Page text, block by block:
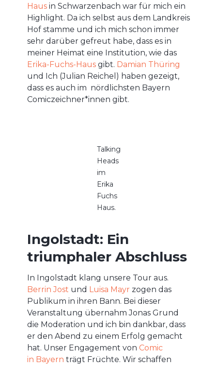
Haus in Schwarzenbach war für mich ein
Highlight. Da ich selbst aus dem Landkreis
Hof stamme und ich mich schon immer
sehr darüber gefreut habe, dass es in
meiner Heimat eine Institution, wie das
Erika-Fuchs-Haus gibt. Damian Thüring
und Ich (Julian Reichel) haben gezeigt,
dass es auch im nördlichsten Bayern
Comiczeichner*innen gibt.
Talking
Heads
im
Erika
Fuchs
Haus.
Ingolstadt: Ein
triumphaler Abschluss
In Ingolstadt klang unsere Tour aus.
Berrin Jost und Luisa Mayr zogen das
Publikum in ihren Bann. Bei dieser
Veranstaltung übernahm Jonas Grund
die Moderation und ich bin dankbar, dass
er den Abend zu einem Erfolg gemacht
hat. Unser Engagement von Comic
in Bayern trägt Früchte. Wir schaffen